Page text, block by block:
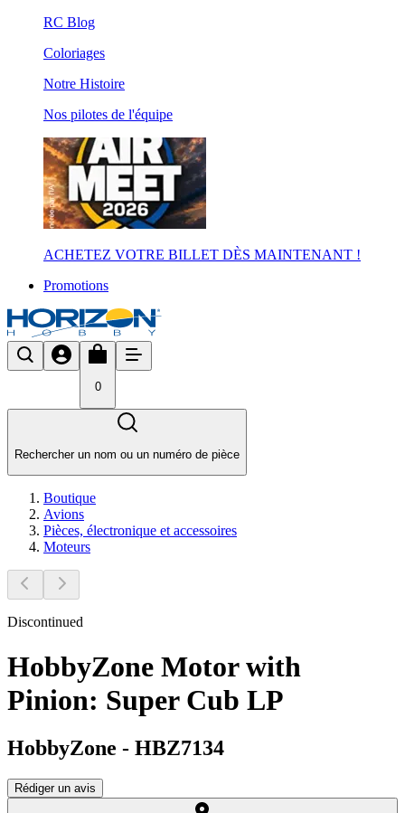
RC Blog
Coloriages
Notre Histoire
Nos pilotes de l'équipe
ACHETEZ VOTRE BILLET DÈS MAINTENANT !
Promotions
0
Rechercher un nom ou un numéro de pièce
Boutique
Avions
Pièces, électronique et accessoires
Moteurs
Discontinued
HobbyZone Motor with
Pinion: Super Cub LP
HobbyZone - HBZ7134
Rédiger un avis